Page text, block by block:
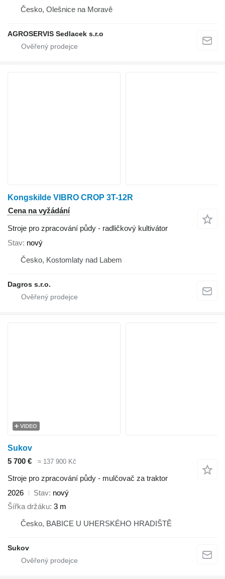
Česko, Olešnice na Moravě
AGROSERVIS Sedlacek s.r.o
Kongskilde VIBRO CROP 3T-12R
Cena na vyžádání
Stroje pro zpracování půdy - radličkový kultivátor
Stav nový
Česko, Kostomlaty nad Labem
Dagros s.r.o.
VIDEO
Sukov
5 700 €
≈ 137 900 Kč
Stroje pro zpracování půdy - mulčovač za traktor
2026
Stav nový
Šířka držáku 3 m
Česko, BABICE U UHERSKÉHO HRADIŠTĚ
Sukov